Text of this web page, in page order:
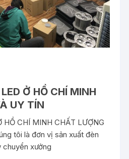
Ở HỒ CHÍ MINH
UY TÍN
HỒ CHÍ MINH CHẤT LƯỢNG
tôi là đơn vị sản xuất đèn
chuyển xưởng